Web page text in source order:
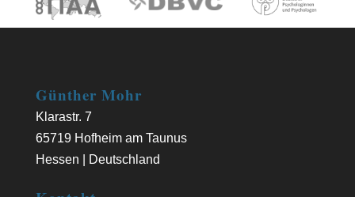
Günther Mohr
Klarastr. 7
65719 Hofheim am Taunus
Hessen | Deutschland